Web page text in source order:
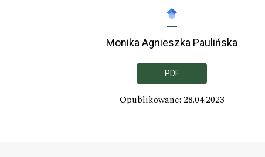
Monika Agnieszka Paulińska
PDF
Opublikowane: 28.04.2023